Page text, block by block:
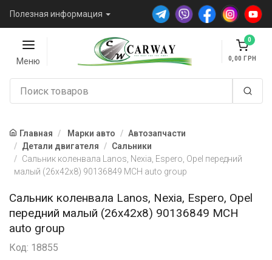
Полезная информация
Меню
0
0,00
Главная Марки авто
Автозапчасти
Детали двигателя
Сальники
Сальник коленвала Lanos, Nexia, Espero, Opel передний
малый (26x42x8) 90136849 MCH auto group
Сальник коленвала Lanos, Nexia, Espero, Opel
передний малый (26x42x8) 90136849 MCH
auto group
Код: 18855